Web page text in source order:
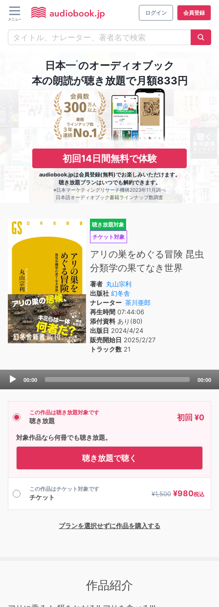
ログイン 会員登録
日本一※のオーディオブック
本の朗読が聴き放題で月額833円
初回14日間無料で体験
audiobook.jpは会員登録(無料)でお楽しみいただけます。
聴き放題プランはいつでも解約できます。
※日本マーケティングリサーチ機構2023年11月調べ
日本語オーディオブック書籍ラインナップ数調査
聴き放題対象
チケット対象
アリの巣をめぐる冒険 昆虫
分類学の果てなき世界
著者 丸山宗利
出版社 幻冬舎
ナレーター 茶川亜郎
再生時間 07:44:06
添付資料あり(80)
出版日 2024/4/24
販売開始日 2025/2/27
トラック数 21
Audio
00:00 00:00
この作品は聴き放題対象です
聴き放題 初回 ¥0
対象作品なら何冊でも聴き放題。
聴き放題で聴く
この作品はチケット対象です
チケット ¥1,500 ¥980税込
プランを選択せずに作品を購入する
作品紹介